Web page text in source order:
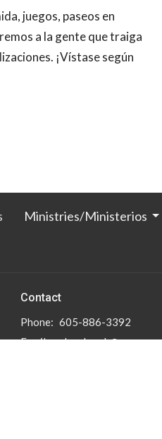
juegos, paseos en
a la gente que traiga
¡Vístase según
Ministries/Ministerios
Contact
Phone: 605-886-3392
Email: clagchurch@msn.com